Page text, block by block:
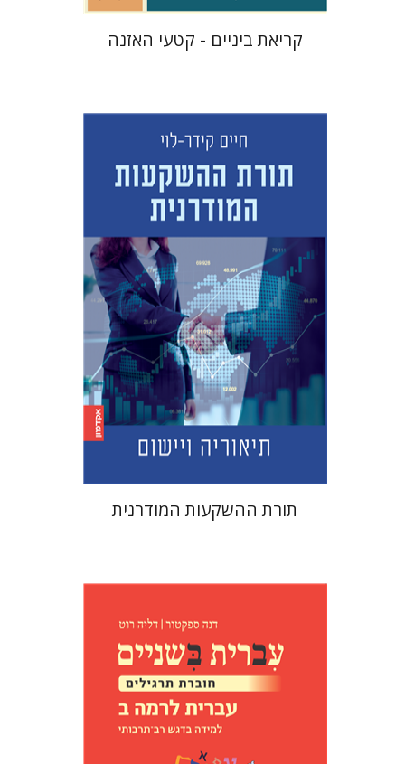
קריאת ביניים - קטעי האזנה
חיים קידר-לוי
הנחת אתר ספר מודפס
$50
$45
תורת ההשקעות המודרנית
דנה ספקטור דליה רוט-גביזון